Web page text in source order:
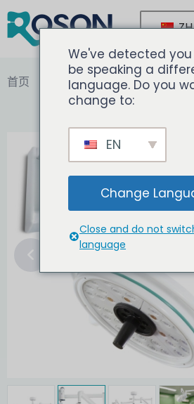
ZH
首页 投资组合 医疗检查灯
We've detected
be speaking a
language. Do you
change to:
EN
Change
Close and do not
language